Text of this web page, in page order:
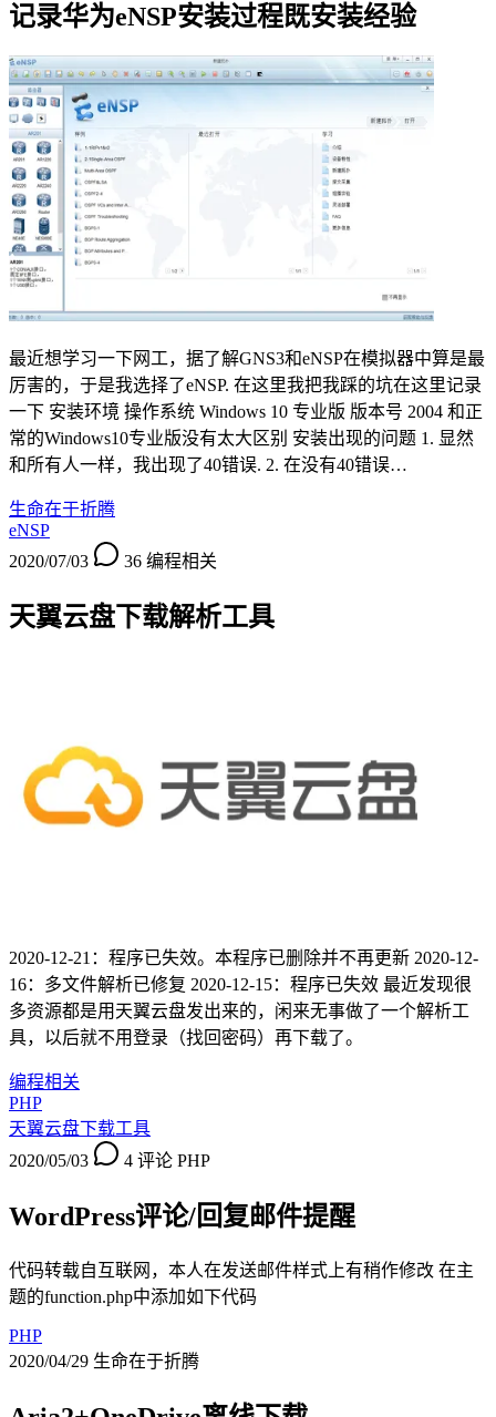
记录华为eNSP安装过程既安装经验
最近想学习一下网工，据了解GNS3和eNSP在模拟器中算是最
厉害的，于是我选择了eNSP. 在这里我把我踩的坑在这里记录
一下 安装环境 操作系统 Windows 10 专业版 版本号 2004 和正
常的Windows10专业版没有太大区别 安装出现的问题 1. 显然
和所有人一样，我出现了40错误. 2. 在没有40错误…
生命在于折腾
eNSP
2020/07/03
36 编程相关
天翼云盘下载解析工具
2020-12-21：程序已失效。本程序已删除并不再更新 2020-12-
16：多文件解析已修复 2020-12-15：程序已失效 最近发现很
多资源都是用天翼云盘发出来的，闲来无事做了一个解析工
具，以后就不用登录（找回密码）再下载了。
编程相关
PHP
天翼云盘下载工具
2020/05/03
4 评论 PHP
WordPress评论/回复邮件提醒
代码转载自互联网，本人在发送邮件样式上有稍作修改 在主
题的function.php中添加如下代码
PHP
2020/04/29 生命在于折腾